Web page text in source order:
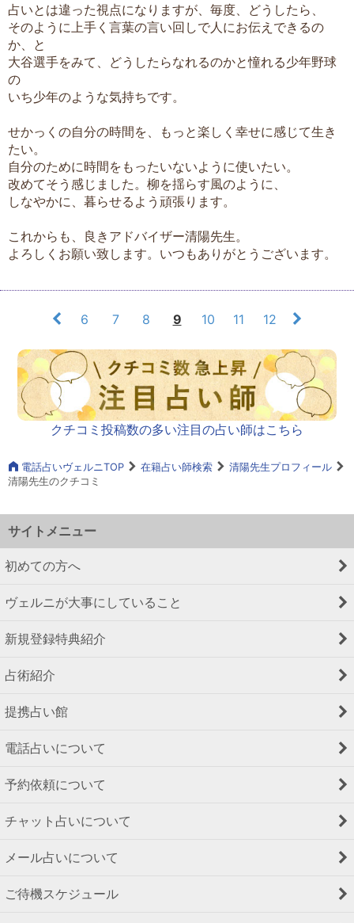
占いとは違った視点になりますが、毎度、どうしたら、
そのように上手く言葉の言い回しで人にお伝えできるの
か、と
大谷選手をみて、どうしたらなれるのかと憧れる少年野球
の
いち少年のような気持ちです。
せかっくの自分の時間を、もっと楽しく幸せに感じて生き
たい。
自分のために時間をもったいないように使いたい。
改めてそう感じました。柳を揺らす風のように、
しなやかに、暮らせるよう頑張ります。
これからも、良きアドバイザー清陽先生。
よろしくお願い致します。いつもありがとうございます。
6 7 8 9 10 11 12
クチコミ投稿数の多い注目の占い師はこちら
電話占いヴェルニTOP 在籍占い師検索
清陽先生プロフィール
清陽先生のクチコミ
サイトメニュー
初めての方へ
ヴェルニが大事にしていること
新規登録特典紹介
占術紹介
提携占い館
電話占いについて
予約依頼について
チャット占いについて
メール占いについて
ご待機スケジュール